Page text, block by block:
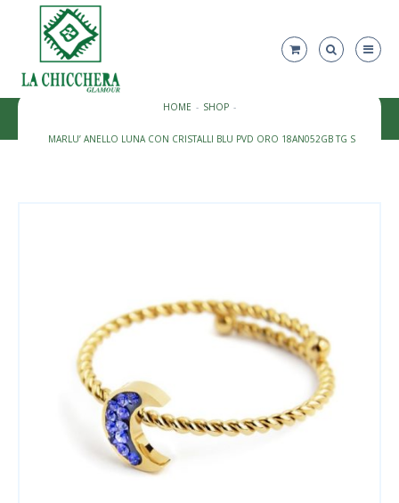
HOME SHOP
MARLU’ ANELLO LUNA CON CRISTALLI BLU PVD ORO 18AN052GB TG S